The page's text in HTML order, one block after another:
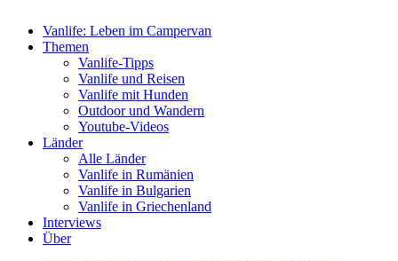
Vanlife: Leben im Campervan
Themen
Vanlife-Tipps
Vanlife und Reisen
Vanlife mit Hunden
Outdoor und Wandern
Youtube-Videos
Länder
Alle Länder
Vanlife in Rumänien
Vanlife in Bulgarien
Vanlife in Griechenland
Interviews
Über